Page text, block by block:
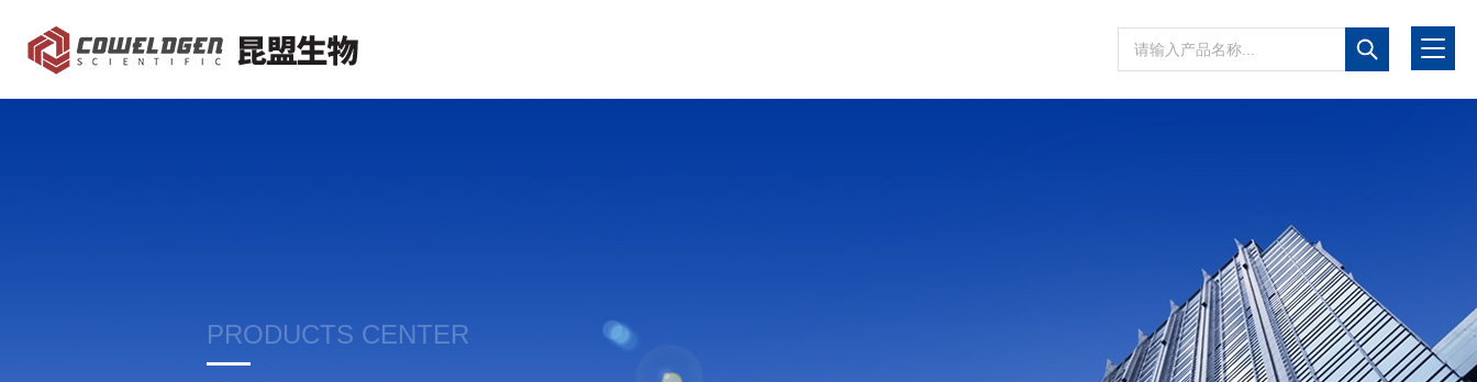
PRODUCTS CENTER